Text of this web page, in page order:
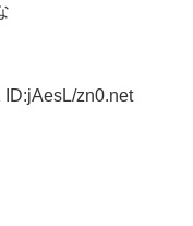
ID:jAesL/zn0.net